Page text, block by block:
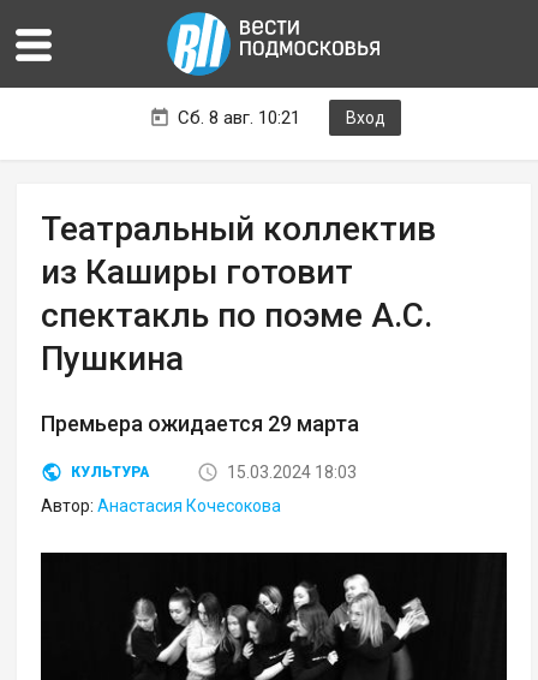
Сб. 8 авг. 10:21 Вход
Театральный коллектив
из Каширы готовит
спектакль по поэме А.С.
Пушкина
Премьера ожидается 29 марта
КУЛЬТУРА
15.03.2024 18:03
Автор:Анастасия Кочесокова